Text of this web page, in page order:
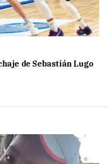
de Sebastián Lugo